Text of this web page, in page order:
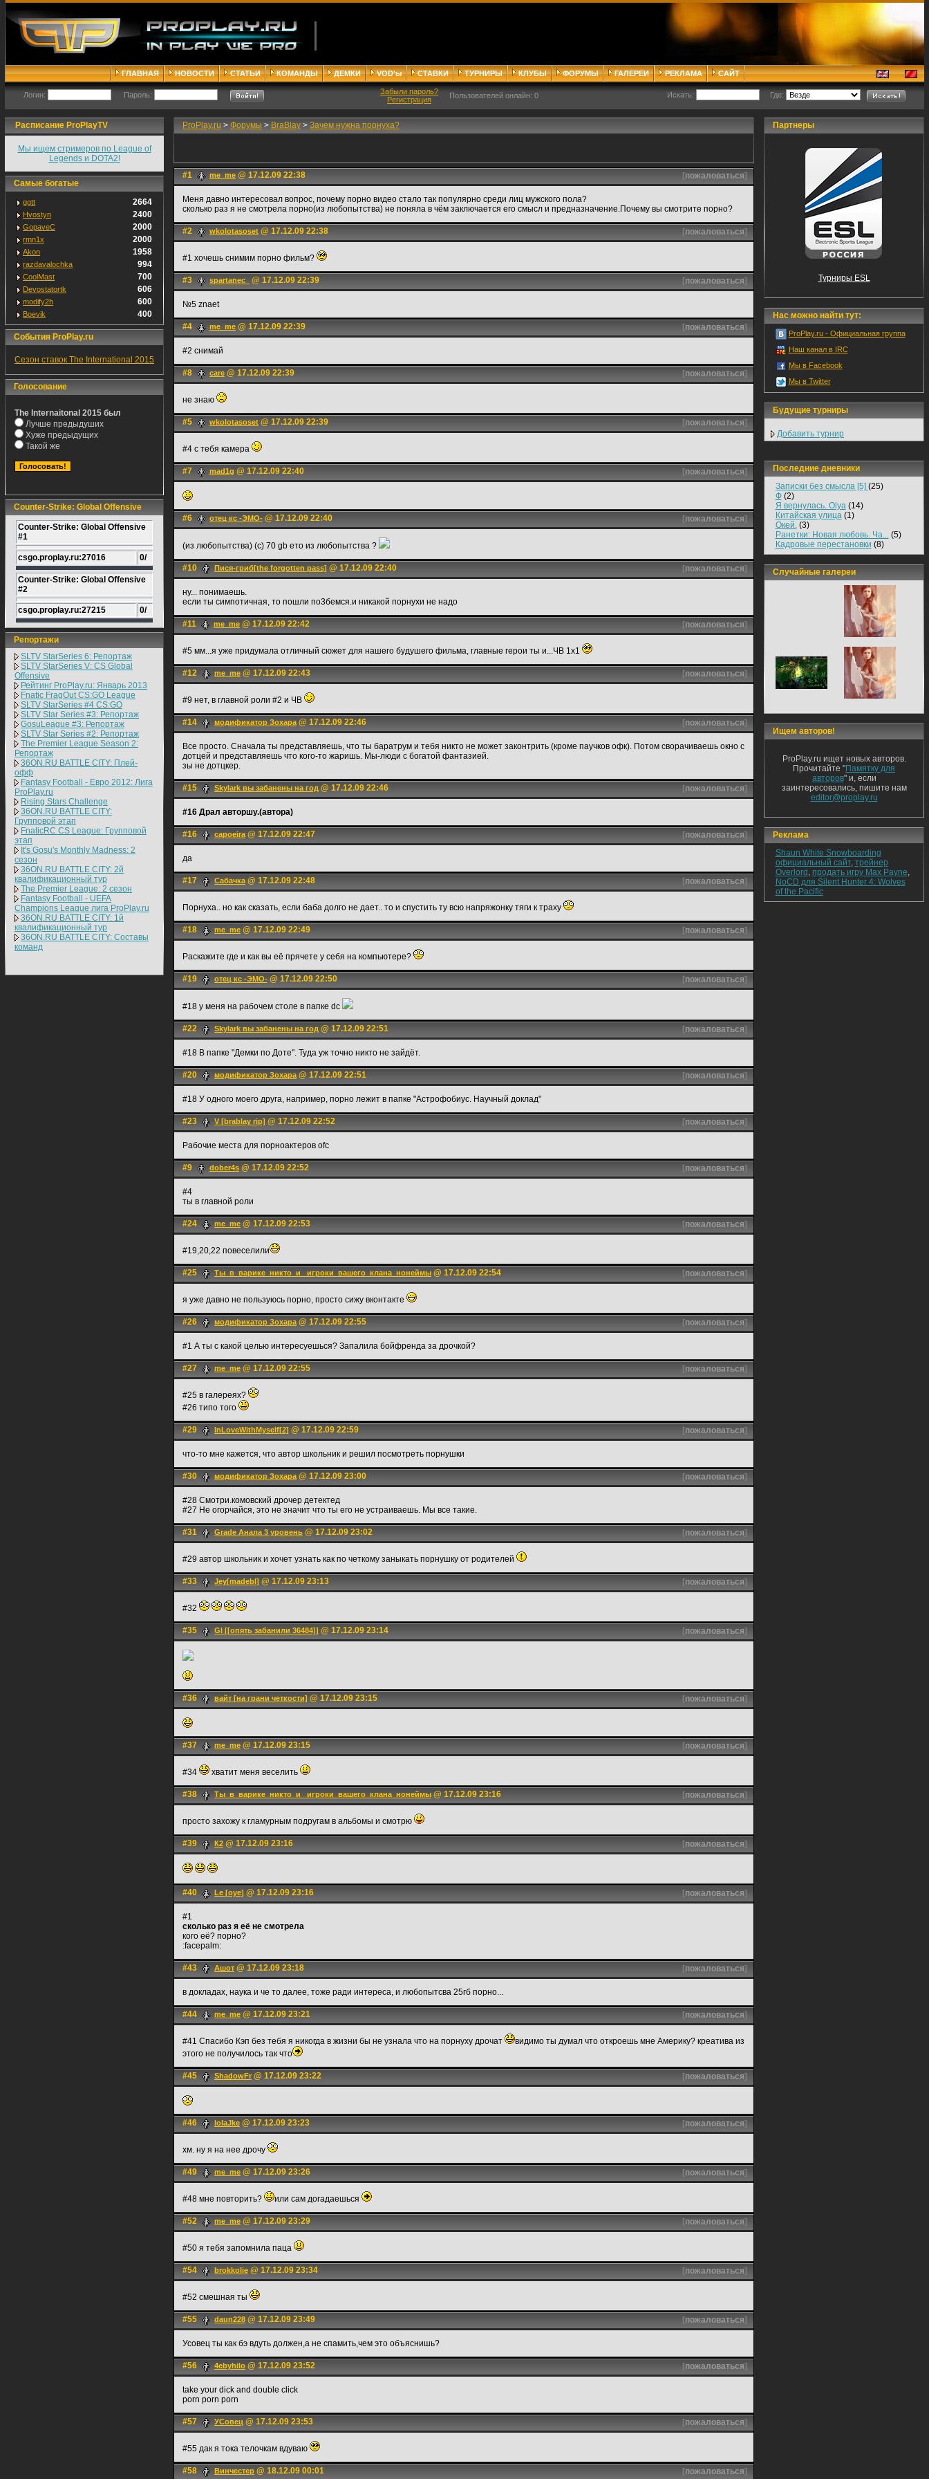
ГЛАВНАЯ НОВОСТИ СТАТЬИ КОМАНДЫ ДЕМКИ VOD'ы СТАВКИ ТУРНИРЫ КЛУБЫ ФОРУМЫ ГАЛЕРЕИ РЕКЛАМА САЙТ
Логин: Пароль:
Забыли пароль?
Регистрация
Пользователей онлайн: 0 Искать: Где:
Расписание ProPlayTV
Мы ищем стримеров по League of
Legends и DOTA2!
Самые богатые
ggtt 2664
Hvostyn 2400
GopaveC 2000
rmn1x 2000
Akon 1958
razdavalochka 994
CoolMast 700
Devostatortk 606
modify2h 600
Boevik 400
События ProPlay.ru
Сезон ставок The International 2015
Голосование
The Internaitonal 2015 был
Лучше предыдуших
Хуже предыдущих
Такой же
Counter-Strike: Global Offensive
Counter-Strike: Global Offensive
#1
csgo.proplay.ru:27016 0/
Counter-Strike: Global Offensive
#2
csgo.proplay.ru:27215 0/
Репортажи
SLTV StarSeries 6: Репортаж
SLTV StarSeries V: CS Global
Offensive
Рейтинг ProPlay.ru: Январь 2013
Fnatic FragOut CS:GO League
SLTV StarSeries #4 CS:GO
SLTV Star Series #3: Репортаж
GosuLeague #3: Репортаж
SLTV Star Series #2: Репортаж
The Premier League Season 2:
Репортаж
36ON.RU BATTLE CITY: Плей-
офф
Fantasy Football - Евро 2012: Лига
ProPlay.ru
Rising Stars Challenge
36ON.RU BATTLE CITY:
Групповой этап
FnaticRC CS League: Групповой
этап
It's Gosu's Monthly Madness: 2
сезон
36ON.RU BATTLE CITY: 2й
квалификационный тур
The Premier League: 2 cезон
Fantasy Football - UEFA
Champions League лига ProPlay.ru
36ON.RU BATTLE CITY: 1й
квалификационный тур
36ON.RU BATTLE CITY: Составы
команд
ProPlay.ru > Форумы > BraBlay > Зачем нужна порнуха?
#1 me_me @ 17.12.09 22:38 [пожаловаться]
Меня давно интересовал вопрос, почему порно видео стало так популярно среди лиц мужского пола?
сколько раз я не смотрела порно(из любопытства) не поняла в чём заключается его смысл и предназначение.Почему вы смотрите порно?
#2 wkolotasoset @ 17.12.09 22:38 [пожаловаться]
#1 хочешь снимим порно фильм?
#3 spartanec_ @ 17.12.09 22:39 [пожаловаться]
№5 znaet
#4 me_me @ 17.12.09 22:39 [пожаловаться]
#2 снимай
#8 care @ 17.12.09 22:39 [пожаловаться]
не знаю
#5 wkolotasoset @ 17.12.09 22:39 [пожаловаться]
#4 с тебя камера
#7 mad1g @ 17.12.09 22:40 [пожаловаться]
#6 отец кс -ЭМО- @ 17.12.09 22:40 [пожаловаться]
(из любопытства) (c) 70 gb ето из любопытства ?
#10 Пися-гриб[the forgotten pass] @ 17.12.09 22:40 [пожаловаться]
ну... понимаешь.
если ты симпотичная, то пошли по3бемся.и никакой порнухи не надо
#11 me_me @ 17.12.09 22:42 [пожаловаться]
#5 мм...я уже придумала отличный сюжет для нашего будушего фильма, главные герои ты и...ЧВ 1х1
#12 me_me @ 17.12.09 22:43 [пожаловаться]
#9 нет, в главной роли #2 и ЧВ
#14 модификатор Зохара@ 17.12.09 22:46 [пожаловаться]
Все просто. Сначала ты представляешь, что ты баратрум и тебя никто не может законтрить (кроме паучков офк). Потом сворачиваешь окно с
дотцей и представляешь что кого-то жаришь. Мы-люди с богатой фантазией.
зы не дотцкер.
#15 Skylark вы забанены на год @ 17.12.09 22:46 [пожаловаться]
#16 Драл авторшу.(автора)
#16 capoeira@ 17.12.09 22:47 [пожаловаться]
да
#17 Сабачка@ 17.12.09 22:48 [пожаловаться]
Порнуха.. но как сказать, если баба долго не дает.. то и спустить ту всю напряжонку тяги к траху
#18 me_me @ 17.12.09 22:49 [пожаловаться]
Раскажите где и как вы её прячете у себя на компьютере?
#19 отец кс -ЭМО- @ 17.12.09 22:50 [пожаловаться]
#18 у меня на рабочем столе в папке dc
#22 Skylark вы забанены на год @ 17.12.09 22:51 [пожаловаться]
#18 В папке "Демки по Доте". Туда уж точно никто не зайдёт.
#20 модификатор Зохара@ 17.12.09 22:51 [пожаловаться]
#18 У одного моего друга, например, порно лежит в папке "Астрофобиус. Научный доклад"
#23 V [brablay rip] @ 17.12.09 22:52 [пожаловаться]
Рабочие места для порноактеров ofc
#9 dober4s @ 17.12.09 22:52 [пожаловаться]
#4
ты в главной роли
#24 me_me @ 17.12.09 22:53 [пожаловаться]
#19,20,22 повеселили
#25 Ты_в_варике_никто_и_ игроки_вашего_клана_нонеймы @ 17.12.09 22:54 [пожаловаться]
я уже давно не пользуюсь порно, просто сижу вконтакте
#26 модификатор Зохара@ 17.12.09 22:55 [пожаловаться]
#1 А ты с какой целью интересуешься? Запалила бойфренда за дрочкой?
#27 me_me @ 17.12.09 22:55 [пожаловаться]
#25 в галереях?
#26 типо того
#29 InLoveWithMyself[2] @ 17.12.09 22:59 [пожаловаться]
что-то мне кажется, что автор школьник и решил посмотреть порнушки
#30 модификатор Зохара@ 17.12.09 23:00 [пожаловаться]
#28 Смотри.комовский дрочер детектед
#27 Не огорчайся, это не значит что ты его не устраиваешь. Мы все такие.
#31 Grade Анала 3 уровень @ 17.12.09 23:02 [пожаловаться]
#29 автор школьник и хочет узнать как по четкому заныкать порнушку от родителей
#33 Jey[madebl] @ 17.12.09 23:13 [пожаловаться]
#32
#35 Gl [[опять забанили 36484]] @ 17.12.09 23:14 [пожаловаться]
#36 вайт [на грани четкости] @ 17.12.09 23:15 [пожаловаться]
#37 me_me @ 17.12.09 23:15 [пожаловаться]
#34 хватит меня веселить
#38 Ты_в_варике_никто_и_ игроки_вашего_клана_нонеймы @ 17.12.09 23:16 [пожаловаться]
просто захожу к гламурным подругам в альбомы и смотрю
#39 К2 @ 17.12.09 23:16 [пожаловаться]
#40 Le [оуе] @ 17.12.09 23:16 [пожаловаться]
#1
сколько раз я её не смотрела
кого её? порно?
:fаcерalm:
#43 Ашот @ 17.12.09 23:18 [пожаловаться]
в докладах, наука и че то далее, тоже ради интереса, и любопытсва 25гб порно...
#44 me_me @ 17.12.09 23:21 [пожаловаться]
#41 Спасибо Кэп без тебя я никогда в жизни бы не узнала что на порнуху дрочат
видимо ты думал что откроешь мне Америку? креатива из
этого не получилось так что
#45 ShаdowFr @ 17.12.09 23:22 [пожаловаться]
#46 lolaJke @ 17.12.09 23:23 [пожаловаться]
хм. ну я на нее дрочу
#49 me_me @ 17.12.09 23:26 [пожаловаться]
#48 мне повторить? или сам догадаешься
#52 me_me @ 17.12.09 23:29 [пожаловаться]
#50 я тебя запомнила паца
#54 brokkolie @ 17.12.09 23:34 [пожаловаться]
#52 смешная ты
#55 daun228 @ 17.12.09 23:49 [пожаловаться]
Усовец ты как бэ вдуть должен,а не спамить,чем это объяснишь?
#56 4ebyhilo @ 17.12.09 23:52 [пожаловаться]
take your dick and double click
porn porn porn
#57 УСовец @ 17.12.09 23:53 [пожаловаться]
#55 дак я тока телочкам вдуваю
#58 Винчестер @ 18.12.09 00:01 [пожаловаться]
Партнеры
Турниры ESL
Нас можно найти тут:
ProPlay.ru - Официальная группа
Наш канал в IRC
Мы в Facebook
Мы в Twitter
Будущие турниры
Добавить турнир
Последние дневники
Записки без смысла [5] (25)
Ф(2)
Я вернулась. Olya(14)
Китайская улица(1)
Окей.(3)
Ранетки: Новая любовь. Ча...(5)
Кадровые перестановки (8)
Случайные галереи
Ищем авторов!
ProPlay.ru ищет новых авторов.
Прочитайте "Памятку для
авторов" и, если
заинтересовались, пишите нам
editor@proplay.ru
Реклама
Shaun White Snowboarding
официальный сайт, трейнер
Overlord , продать игру Max Payne,
NoCD для Silent Hunter 4: Wolves
of the Pacific